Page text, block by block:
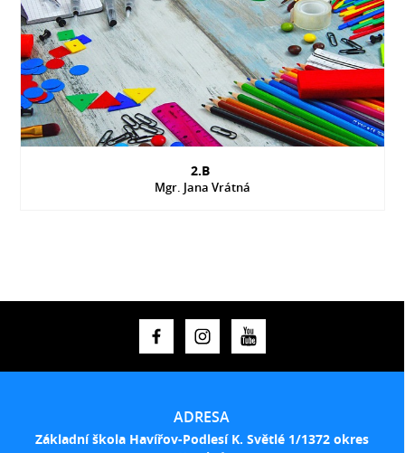
2.B
Mgr. Jana Vrátná
ADRESA
Základní škola Havířov-Podlesí K. Světlé 1/1372 okres